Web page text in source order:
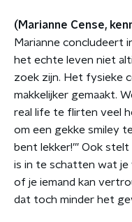
(Marianne Cense,
Marianne concludeert
het echte leven niet
zoek zijn. Het fysieke
makkelijker gemaakt.
real life te flirten veel
om een gekke smiley
bent lekker!’” Ook
is in te schatten wat je
of je iemand kan
dat toch minder het